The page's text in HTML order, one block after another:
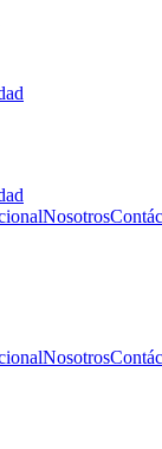
Nosotros
Nosotros